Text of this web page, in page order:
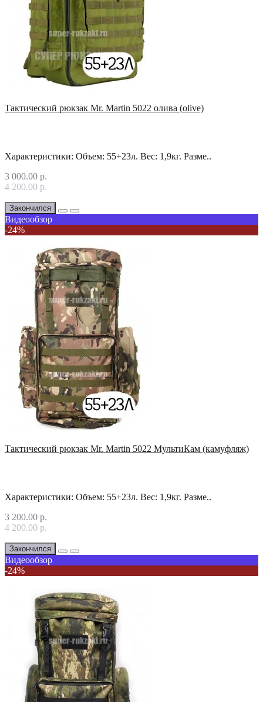
Тактический рюкзак Mr. Martin 5022 олива (olive)
Характеристики: Объем: 55+23л. Вес: 1,9кг. Разме..
3 000.00 р.
4 200.00 р.
Закончился
Видеообзор
-24%
Тактический рюкзак Mr. Martin 5022 МультиКам (камуфляж)
Характеристики: Объем: 55+23л. Вес: 1,9кг. Разме..
3 200.00 р.
4 200.00 р.
Закончился
Видеообзор
-24%